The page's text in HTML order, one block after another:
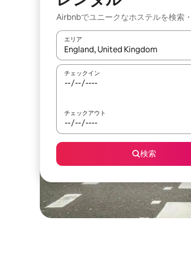
Airbnbでユニークなホステルを検索
エリア
検索結果が表示されたら、上下の矢印
チェックイン
チェックアウト
検索